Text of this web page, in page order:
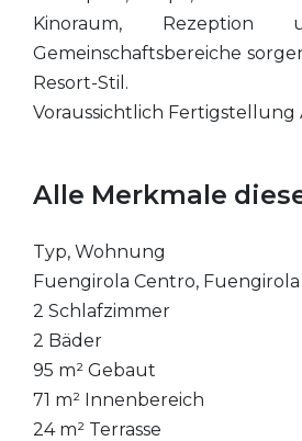
Kinoraum, Rezeption
Gemeinschaftsbereiche
Resort-Stil.
Voraussichtlich Fertigstellung
Alle Merkmale
Typ, Wohnung
Fuengirola Centro, Fuengirola
2 Schlafzimmer
2 Bäder
95 m² Gebaut
71 m² Innenbereich
24 m² Terrasse